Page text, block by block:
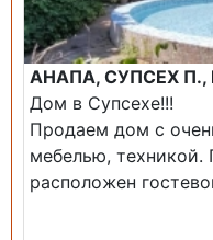
АНАПА, СУПСЕХ
Дом в Супсехе!!!
Продаем дом с
мебелью, техникой.
расположен